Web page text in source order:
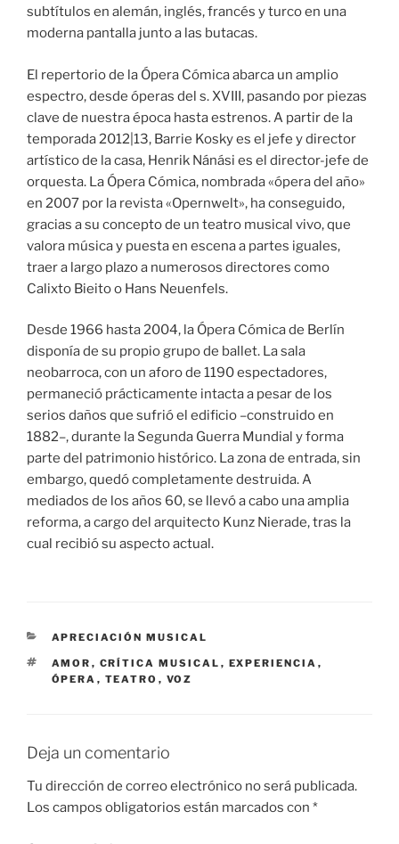
subtítulos en alemán, inglés, francés y turco en una
moderna pantalla junto a las butacas.
El repertorio de la Ópera Cómica abarca un amplio
espectro, desde óperas del s. XVIII, pasando por piezas
clave de nuestra época hasta estrenos. A partir de la
temporada 2012|13, Barrie Kosky es el jefe y director
artístico de la casa, Henrik Nánási es el director-jefe de
orquesta. La Ópera Cómica, nombrada «ópera del año»
en 2007 por la revista «Opernwelt», ha conseguido,
gracias a su concepto de un teatro musical vivo, que
valora música y puesta en escena a partes iguales,
traer a largo plazo a numerosos directores como
Calixto Bieito o Hans Neuenfels.
Desde 1966 hasta 2004, la Ópera Cómica de Berlín
disponía de su propio grupo de ballet. La sala
neobarroca, con un aforo de 1190 espectadores,
permaneció prácticamente intacta a pesar de los
serios daños que sufrió el edificio –construido en
1882–, durante la Segunda Guerra Mundial y forma
parte del patrimonio histórico. La zona de entrada, sin
embargo, quedó completamente destruida. A
mediados de los años 60, se llevó a cabo una amplia
reforma, a cargo del arquitecto Kunz Nierade, tras la
cual recibió su aspecto actual.
CATEGORÍAS
APRECIACIÓN MUSICAL
ETIQUETAS
AMOR , CRÍTICA MUSICAL , EXPERIENCIA ,
ÓPERA , TEATRO , VOZ
Deja un comentario
Tu dirección de correo electrónico no será publicada.
Los campos obligatorios están marcados con *